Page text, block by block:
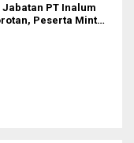
Jabatan PT Inalum
Peserta Minta